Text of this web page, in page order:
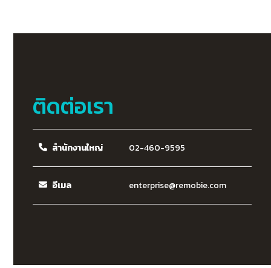
ติดต่อเรา
สำนักงานใหญ่ 02-460-9595
อีเมล enterprise@remobie.com